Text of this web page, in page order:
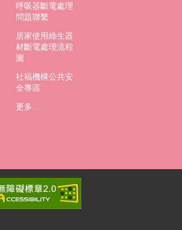
呼吸器斷電處理
問題聯繫
居家使用維生器
材斷電處理流程
圖
社福機構公共安
全專區
更多...